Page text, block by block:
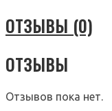
ОТЗЫВЫ (0)
ОТЗЫВЫ
Отзывов пока нет.